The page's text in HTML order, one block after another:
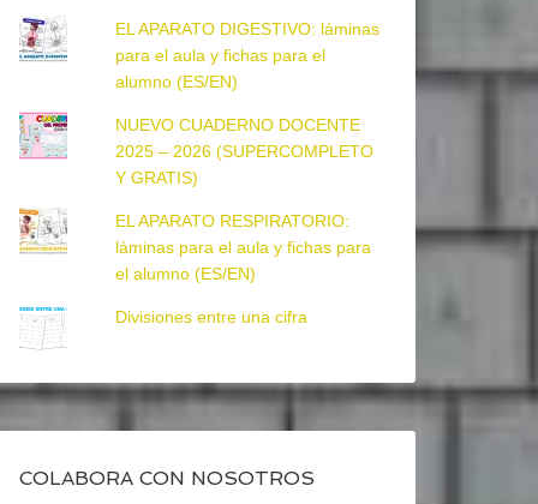
EL APARATO DIGESTIVO: láminas
para el aula y fichas para el
alumno (ES/EN)
NUEVO CUADERNO DOCENTE
2025 – 2026 (SUPERCOMPLETO
Y GRATIS)
EL APARATO RESPIRATORIO:
láminas para el aula y fichas para
el alumno (ES/EN)
Divisiones entre una cifra
COLABORA CON NOSOTROS